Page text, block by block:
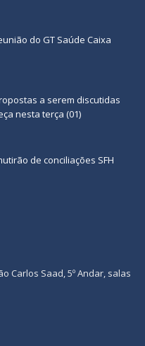
do GT Saúde Caixa
a serem discutidas
nesta terça (01)
de conciliações SFH
Carlos Saad, 5º Andar, salas